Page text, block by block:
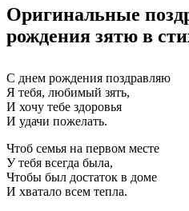
Оригинальные
рождения зятю в
С днем рождения поздравляю
Я тебя, любимый зять,
И хочу тебе здоровья
И удачи пожелать.
Чтоб семья на первом месте
У тебя всегда была,
Чтобы был достаток в доме
И хватало всем тепла.